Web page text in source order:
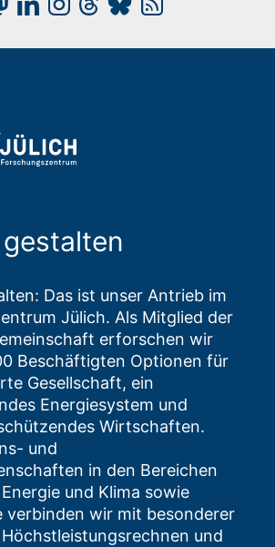
Das ist unser Antrieb im
Jülich. Als Mitglied der
erforschen wir
Beschäftigten Optionen für
Gesellschaft, ein
Energiesystem und
Wirtschaften.
und
in den Bereichen
und Klima sowie
verbinden wir mit besonderer
und